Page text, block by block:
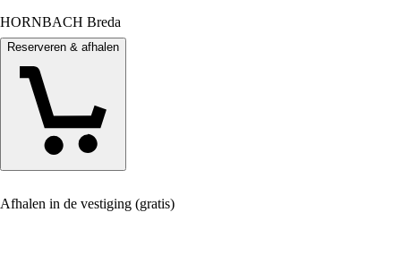
HORNBACH Breda
Reserveren & afhalen
Afhalen in de vestiging (gratis)